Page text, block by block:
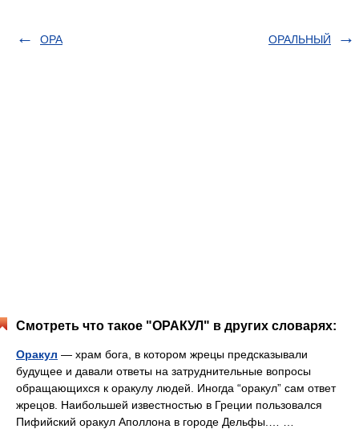
ОРА ОРАЛЬНЫЙ
Смотреть что такое "ОРАКУЛ" в других словарях:
Оракул — храм бога, в котором жрецы предсказывали
будущее и давали ответы на затруднительные вопросы
обращающихся к оракулу людей. Иногда “оракул” сам ответ
жрецов. Наибольшей известностью в Греции пользовался
Пифийский оракул Аполлона в городе Дельфы.… …